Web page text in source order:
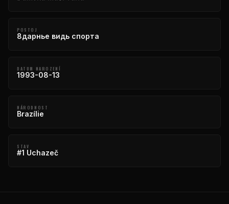
POSTOJ
8дарнье видь спорта
DATUM NAROZENÍ
1993-08-13
NÁRODNOST
Brazílie
STAV
#1 Uchazeč